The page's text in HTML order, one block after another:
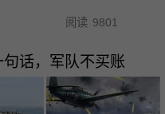
阅读 9801
话，军队不买账